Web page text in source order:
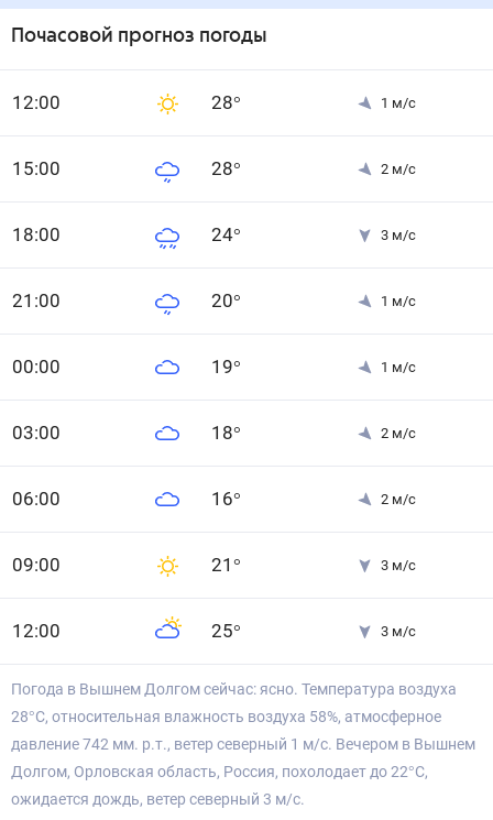
Почасовой прогноз погоды
12:00 28° 1 м/с
15:00 28° 2 м/с
18:00 24° 3 м/с
21 :00 20° 1 м/с
00:00 19° 1 м/с
03:00 18° 2 м/с
06:00 16° 2 м/с
09:00 21 ° 3 м/с
12:00 25° 3 м/с
Погода в Вышнем Долгом сейчас: ясно. Температура воздуха
28°С, относительная влажность воздуха 58%, атмосферное
давление 742 мм. р.т., ветер северный 1 м/с. Вечером в Вышнем
Долгом, Орловская область, Россия, похолодает до 22°С,
ожидается дождь, ветер северный 3 м/с.